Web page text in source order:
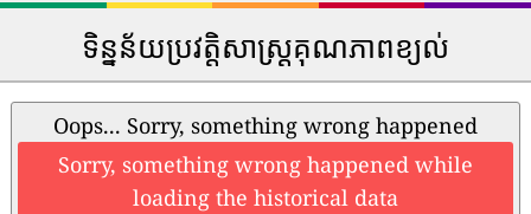
ទិន្នន័យប្រវត្តិសាស្រ្តគុណភាពខ្យល់
Oops... Sorry, something wrong happened
Sorry, something wrong happened while
loading the historical data